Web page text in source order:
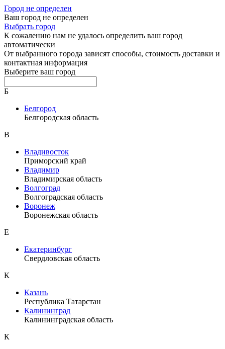
Город не определен
Ваш город не определен
Выбрать город
К сожалению нам не удалось определить ваш город
автоматически
От выбранного города зависят способы, стоимость доставки и
контактная информация
Выберите ваш город
Б
Белгород
Белгородская область
В
Владивосток
Приморский край
Владимир
Владимирская область
Волгоград
Волгоградская область
Воронеж
Воронежская область
Е
Екатеринбург
Свердловская область
К
Казань
Республика Татарстан
Калининград
Калининградская область
К